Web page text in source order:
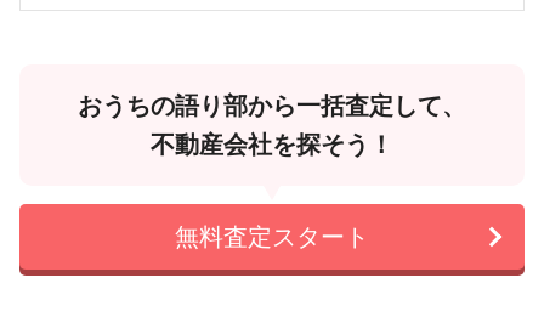
おうちの語り部から一括査定して、
不動産会社を探そう！
無料査定スタート